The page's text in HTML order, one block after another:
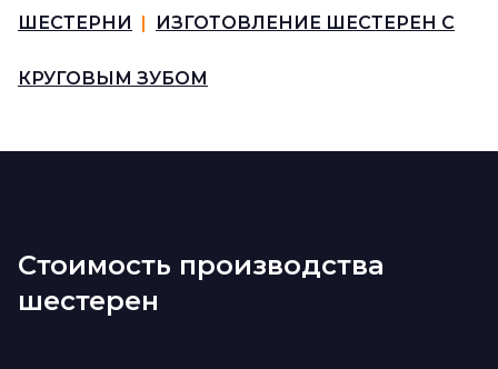
ШЕСТЕРНИ ИЗГОТОВЛЕНИЕ ШЕСТЕРЕН С
КРУГОВЫМ ЗУБОМ
Стоимость производства
шестерен